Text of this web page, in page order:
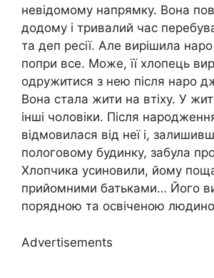
невідомому напрямку. Вона
додому і тривалий час
та деп ресії. Але вирішила
попри все. Може, її хлопець
одружитися з нею після наро
Вона стала жити на втіху. У
інші чоловіки. Після
відмовилася від неї і,
пологовому будинку, забула
Хлопчика усиновили, йому
прийомними батьками… Його
порядною та освіченою
Advertisements